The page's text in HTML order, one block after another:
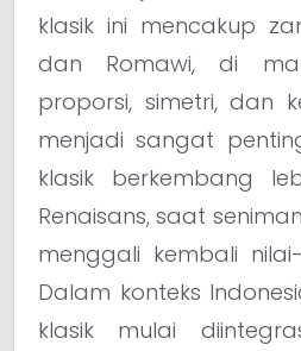
klasik ini mencakup
dan Romawi, di
proporsi, simetri, dan
menjadi sangat
klasik berkembang
Renaisans, saat
menggali kembali
Dalam konteks
klasik mulai